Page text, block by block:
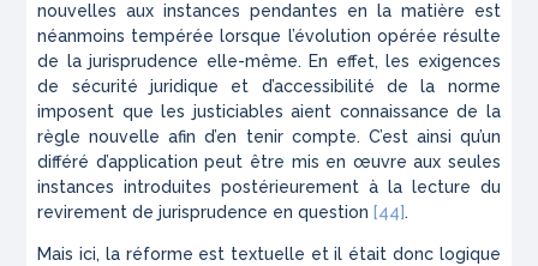
nouvelles aux instances pendantes en la matière est
néanmoins tempérée lorsque l’évolution opérée résulte
de la jurisprudence elle-même. En effet, les exigences
de sécurité juridique et d’accessibilité de la norme
imposent que les justiciables aient connaissance de la
règle nouvelle afin d’en tenir compte. C’est ainsi qu’un
différé d’application peut être mis en œuvre aux seules
instances introduites postérieurement à la lecture du
revirement de jurisprudence en question [44].
Mais ici, la réforme est textuelle et il était donc logique